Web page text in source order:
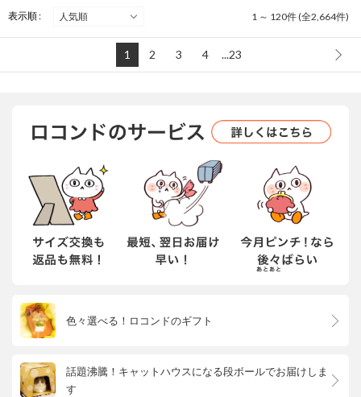
表示順 : 1 ～ 120件 (全2,664件)
1 2 3 4 ...23
色々選べる！ロコンドのギフト
話題沸騰！キャットハウスになる段ボールでお届けしま
す